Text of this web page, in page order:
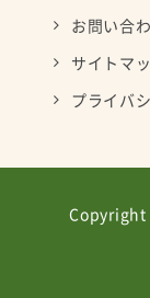
お問い合
サイトマ
プライバ
Copyright